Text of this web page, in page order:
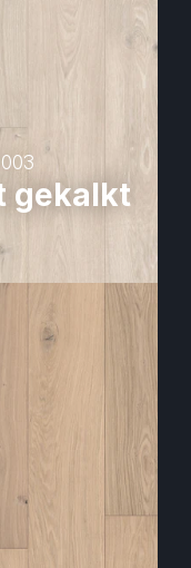
gekalkt